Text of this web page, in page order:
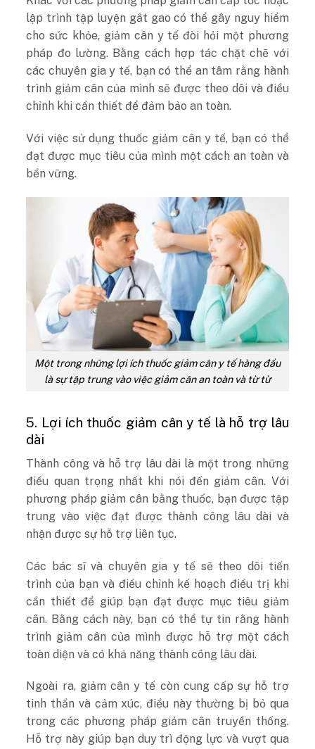
lập trình tập luyện gắt gao có thể gây nguy hiểm
cho sức khỏe, giảm cân y tế đòi hỏi một phương
pháp đo lường. Bằng cách hợp tác chặt chẽ với
các chuyên gia y tế, bạn có thể an tâm rằng hành
trình giảm cân của mình sẽ được theo dõi và điều
chỉnh khi cần thiết để đảm bảo an toàn.
Với việc sử dụng thuốc giảm cân y tế, bạn có thể
đạt được mục tiêu của mình một cách an toàn và
bền vững.
Một trong những lợi ích thuốc giảm cân y tế hàng đầu
là sự tập trung vào việc giảm cân an toàn và từ từ
5. Lợi ích thuốc giảm cân y tế là hỗ trợ lâu
dài
Thành công và hỗ trợ lâu dài là một trong những
điều quan trọng nhất khi nói đến giảm cân. Với
phương pháp giảm cân bằng thuốc, bạn được tập
trung vào việc đạt được thành công lâu dài và
nhận được sự hỗ trợ liên tục.
Các bác sĩ và chuyên gia y tế sẽ theo dõi tiến
trình của bạn và điều chỉnh kế hoạch điều trị khi
cần thiết để giúp bạn đạt được mục tiêu giảm
cân. Bằng cách này, bạn có thể tự tin rằng hành
trình giảm cân của mình được hỗ trợ một cách
toàn diện và có khả năng thành công lâu dài.
Ngoài ra, giảm cân y tế còn cung cấp sự hỗ trợ
tinh thần và cảm xúc, điều này thường bị bỏ qua
trong các phương pháp giảm cân truyền thống.
Hỗ trợ này giúp bạn duy trì động lực và vượt qua